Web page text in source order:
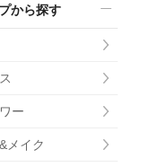
から探す
ー
メイク